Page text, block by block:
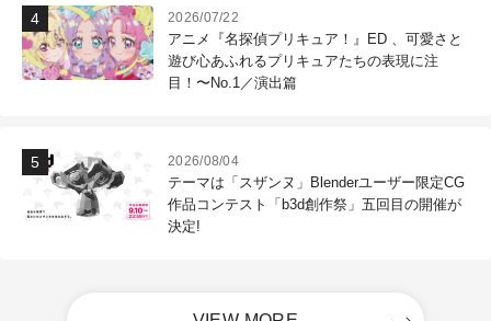
2026/07/22
アニメ『名探偵プリキュア！』ED 、可愛さと
遊び心あふれるプリキュアたちの表現に注
目！〜No.1／演出篇
2026/08/04
テーマは「スザンヌ」Blenderユーザー限定CG
作品コンテスト「b3d創作祭」五回目の開催が
決定!